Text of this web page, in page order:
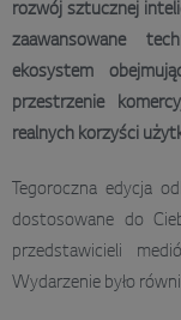
rozwój sztucznej
zaawansowane
ekosystem
przestrzenie
realnych korzyści
Tegoroczna edycja
dostosowane do
przedstawicieli
Wydarzenie było